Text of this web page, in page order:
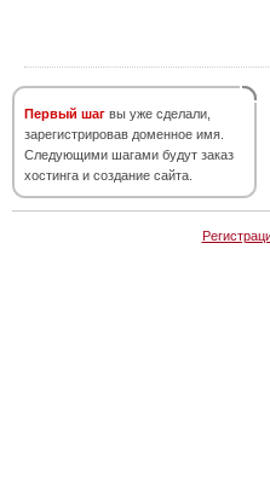
Первый шаг вы уже сделали,
зарегистрировав доменное имя.
Следующими шагами будут заказ
хостинга и создание сайта.